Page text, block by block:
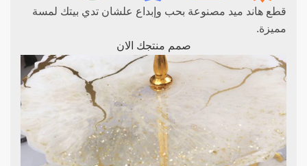
قطع هاند ميد مصنوعة بحب وإبداع علشان تدي بيتك لمسة
مميزة.
صمم منتجك الان